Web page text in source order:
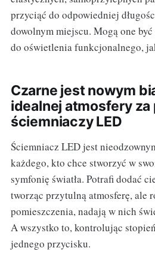
przyciąć do odpowiedniej
dowolnym miejscu. Mogą one
do oświetlenia funkcjonalnego,
Czarne jest nowym
idealnej atmosfery za
ściemniaczy LED
Ściemniacz LED jest
każdego, kto chce stworzyć w
symfonię światła. Potrafi dodać
tworząc przytulną atmosferę, ale
pomieszczenia, nadają w nich
A wszystko to, kontrolując
jednego przycisku.